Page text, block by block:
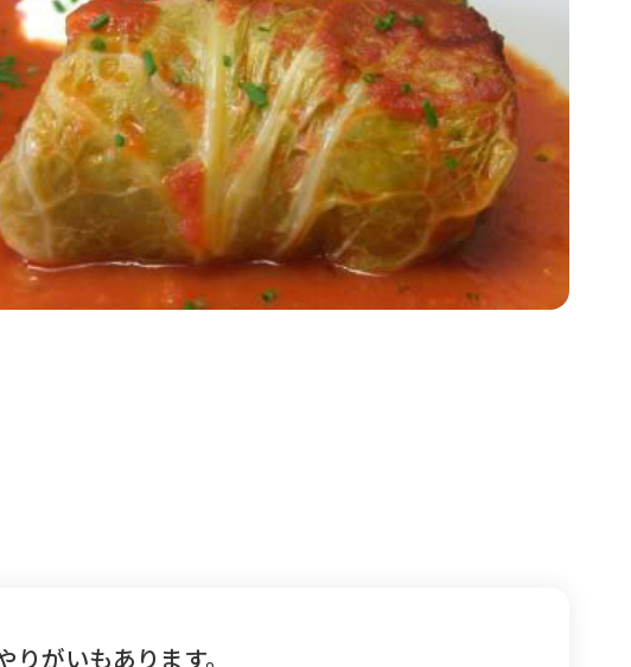
がいもあります。